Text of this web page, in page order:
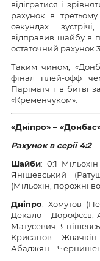
відігратися і
рахунок в третьому
секундах
відправив шайбу в
остаточний рахунок
Таким чином,
фінал плей-офф
Паріматч і в битві
«Кременчуком».
«Дніпро» – «Донбас»
Рахунок в серії 4:2
Шайби: 0:1 Мільохін
Янішевський
(Мільохін, порожні
Дніпро: Хомутов
Декало – Дорофєєв,
Матусевич;
Крисанов – Жвачкін
Абаджян –